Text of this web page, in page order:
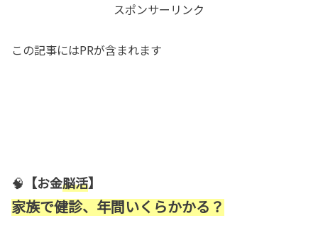
スポンサーリンク
この記事にはPRが含まれます
🧠 【お金脳活】
家族で健診、年間いくらかかる？